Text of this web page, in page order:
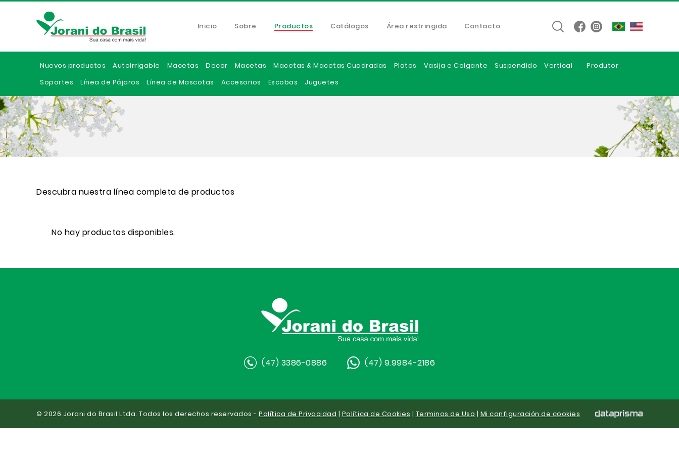
Inicio Sobre Productos Catálogos Área restringida Contacto
Nuevos productos Autoirrigable Macetas Decor Macetas Macetas & Macetas Cuadradas Platos Vasija e Colgante Suspendido Vertical
Produtor
Soportes
Línea de Pájaros Línea de Mascotas Accesorios Escobas Juguetes
Descubra nuestra línea completa de productos
No hay productos disponibles.
(47) 3386-0886 (47) 9.9984-2186
© 2026 Jorani do Brasil Ltda. Todos los derechos reservados - Política de Privacidad | Política de Cookies | Terminos de Uso | Mi configuración de cookies